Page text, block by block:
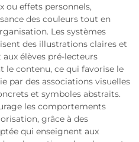
ou effets personnels,
des couleurs tout en
Les systèmes
des illustrations claires et
élèves pré-lecteurs
contenu, ce qui favorise le
par des associations visuelles
et symboles abstraits.
les comportements
grâce à des
qui enseignent aux